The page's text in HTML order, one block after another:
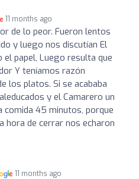
11 months ago
de lo peor. Fueron lentos
y luego nos discutían El
el papel, Luego resulta que
Y teníamos razón
los platos. Si se acababa
y el Camarero un
45 minutos, porque
hora de cerrar nos echaron
11 months ago